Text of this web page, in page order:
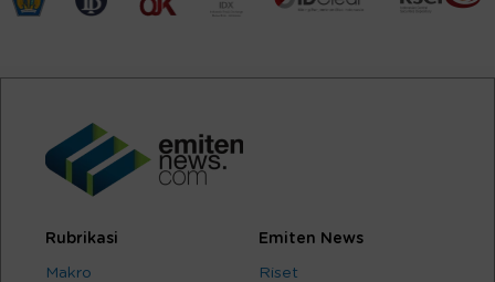
Rubrikasi
Makro
Emiten News
Riset